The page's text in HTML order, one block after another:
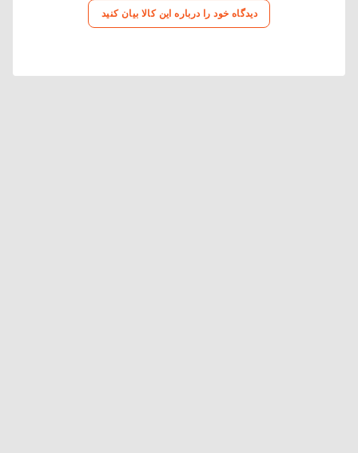
دیدگاه خود را درباره این کالا بیان کنید